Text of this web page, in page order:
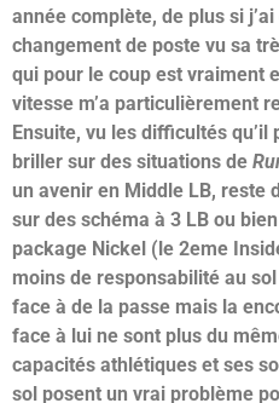
année complète, de plus si
changement de poste vu sa
qui pour le coup est vraiment
vitesse m’a particulièrement
Ensuite, vu les difficultés
briller sur des situations de
un avenir en Middle LB, reste
sur des schéma à 3 LB ou
package Nickel (le 2eme
moins de responsabilité au
face à de la passe mais la
face à lui ne sont plus du
capacités athlétiques et ses
sol posent un vrai problème